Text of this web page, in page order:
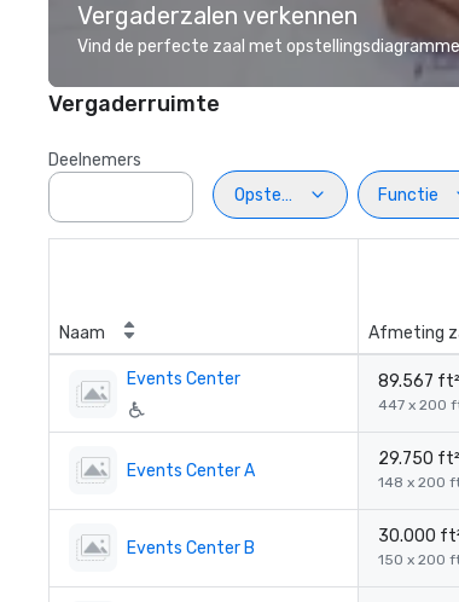
Vergaderzalen verkennen
Vind de perfecte zaal met
Vergaderruimte
Deelnemers
Opstelling
Functie
Naam Afmeting
Events Center 89.567 ft²
447 x 200
Events Center A
29.750 ft²
148 x 200
Events Center B
30.000
150 x 200